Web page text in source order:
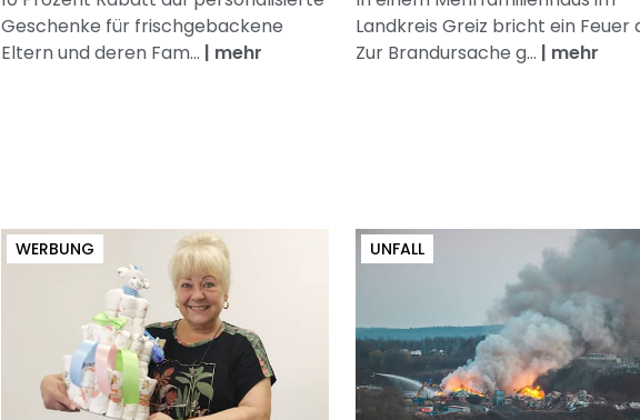
Geschenke für frischgebackene
Eltern und deren Fam... | mehr
Landkreis Greiz bricht ein Feuer
Zur Brandursache g... | mehr
WERBUNG UNFALL